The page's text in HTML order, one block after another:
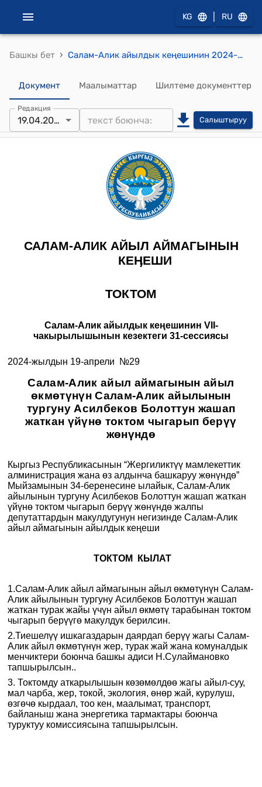
KG RU
Башкы бет › Салам-Алик айылдык кеңешинин 2024-жылдын 19-апрелиндеги №29 Салам-Алик айыл аймагынын айыл өкмөтүнүн Салам-Алик айылынын тургуну Асилбеков Болоттун жашап жаткан үйүнө токтом чыгарып берүү жөнүндө токтому
Документ Маалыматтар Шилтеме документтер
Редакция
19.04.2024 Салыштыруу